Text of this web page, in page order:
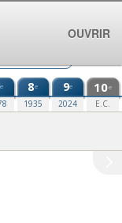
e 8e
1935
9e
2024
10e
E.C.
OUVRIR